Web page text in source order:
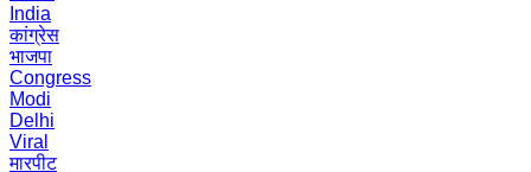
India
कांग्रेस
भाजपा
Congress
Modi
Delhi
Viral
मारपीट